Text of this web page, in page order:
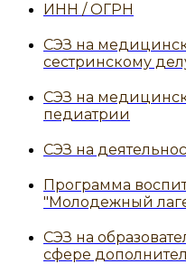
ИНН / ОГРН
СЭЗ на
сестринскому
СЭЗ на
педиатрии
СЭЗ на
Программа
"Молодежный
СЭЗ на
сфере